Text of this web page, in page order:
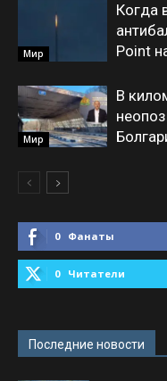
Мир
Когда
Point
Мир
В
0 Фанаты
0 Читатели
Последние новости